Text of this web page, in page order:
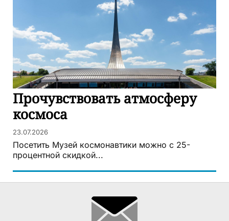
Прочувствовать атмосферу
космоса
23.07.2026
Посетить Музей космонавтики можно с 25-
процентной скидкой...